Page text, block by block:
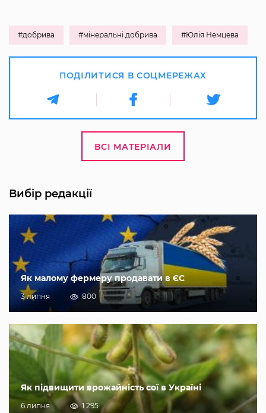
#добрива #мінеральні добрива #Юлія Немцева
ПОДІЛИТИСЯ В СОЦМЕРЕЖАХ
ВСІ МАТЕРІАЛИ
Вибір редакції
Як малому фермеру продавати в ЄС
3 липня 800
Як підвищити врожайність сої в Україні
6 липня 1 295